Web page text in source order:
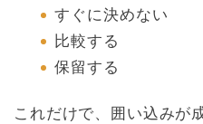
すぐに決めない
比較する
保留する
これだけで、囲い込みが